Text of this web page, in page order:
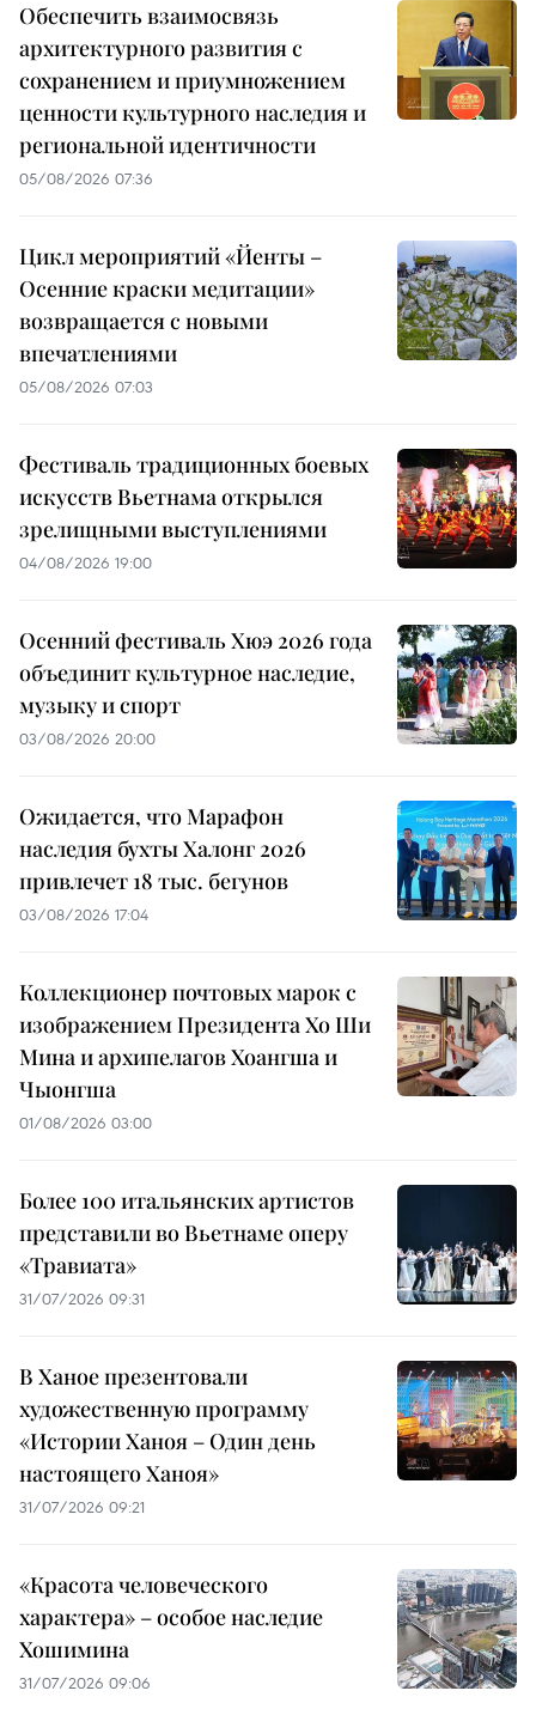
Обеспечить взаимосвязь
архитектурного развития с
сохранением и приумножением
ценности культурного наследия и
региональной идентичности
05/08/2026 07:36
Цикл мероприятий «Йенты –
Осенние краски медитации»
возвращается с новыми
впечатлениями
05/08/2026 07:03
Фестиваль традиционных боевых
искусств Вьетнама открылся
зрелищными выступлениями
04/08/2026 19:00
Осенний фестиваль Хюэ 2026 года
объединит культурное наследие,
музыку и спорт
03/08/2026 20:00
Ожидается, что Марафон
наследия бухты Халонг 2026
привлечет 18 тыс. бегунов
03/08/2026 17:04
Коллекционер почтовых марок с
изображением Президента Хо Ши
Мина и архипелагов Хоангша и
Чыонгша
01/08/2026 03:00
Более 100 итальянских артистов
представили во Вьетнаме оперу
«Травиата»
31/07/2026 09:31
В Ханое презентовали
художественную программу
«Истории Ханоя – Один день
настоящего Ханоя»
31/07/2026 09:21
«Красота человеческого
характера» – особое наследие
Хошимина
31/07/2026 09:06